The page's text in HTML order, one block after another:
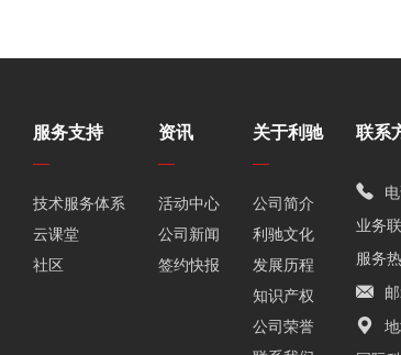
服务支持
技术服务体系
云课堂
社区
资讯
活动中心
公司新闻
签约快报
关于利驰
公司简介
利驰文化
发展历程
知识产权
公司荣誉
联系
业务
服务